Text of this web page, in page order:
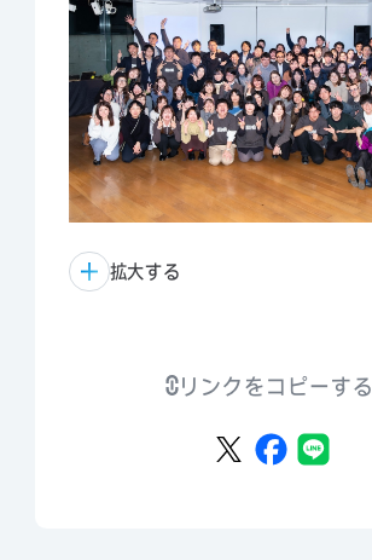
拡大する
リンクをコピーする